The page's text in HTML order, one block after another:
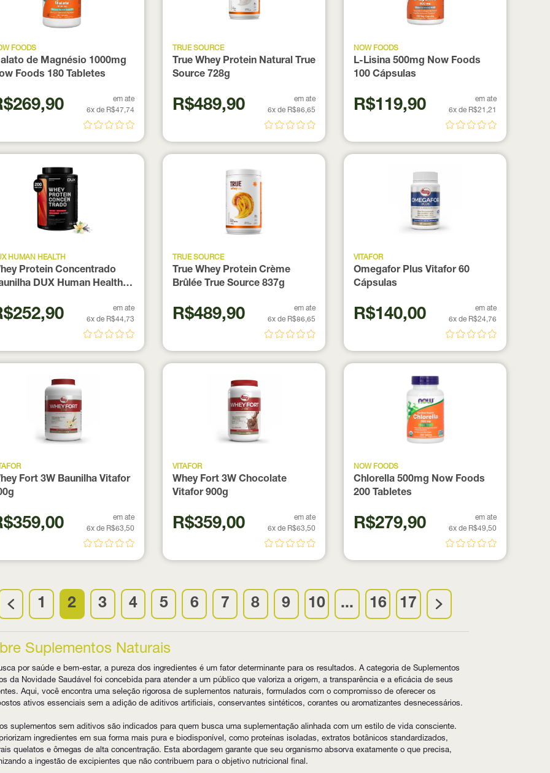
FOODS
de Magnésio 1000mg
Foods 180 Tabletes
em ate
6x de R$47,74
TRUE SOURCE
True Whey Protein Natural True
Source 728g
R$489,90
em ate
6x de R$86,65
NOW FOODS
L-Lisina 500mg Now Foods
100 Cápsulas
R$119,90
em ate
6x de R$21,21
HUMAN HEALTH
Protein Concentrado
DUX Human Health
em ate
6x de R$44,73
TRUE SOURCE
True Whey Protein Crème
Brûlée True Source 837g
R$489,90
em ate
6x de R$86,65
VITAFOR
Omegafor Plus Vitafor 60
Cápsulas
R$140,00
em ate
6x de R$24,76
Fort 3W Baunilha Vitafor
em ate
6x de R$63,50
VITAFOR
Whey Fort 3W Chocolate
Vitafor 900g
R$359,00
em ate
6x de R$63,50
NOW FOODS
Chlorella 500mg Now Foods
200 Tabletes
R$279,90
em ate
6x de R$49,50
1 2 3 4 5 6 7 8 9 10 ... 16 17
Suplementos Naturais
por saúde e bem-estar, a pureza dos ingredientes é um fator determinante para os resultados. A categoria de Suplementos
da Novidade Saudável foi concebida para atender a um público que valoriza a origem, a transparência e a eficácia de seus
Aqui, você encontra uma seleção rigorosa de suplementos naturais, formulados com o compromisso de oferecer os
ativos essenciais sem a adição de aditivos artificiais, conservantes sintéticos, corantes ou aromatizantes desnecessários.
suplementos sem aditivos são indicados para quem busca uma suplementação alinhada com um estilo de vida consciente.
ingredientes em sua forma mais pura e biodisponível, como proteínas isoladas, extratos botânicos standardizados,
quelatos e ômegas de alta concentração. Esta abordagem garante que seu organismo absorva exatamente o que precisa,
a ingestão de excipientes que não contribuem para o objetivo nutricional final.